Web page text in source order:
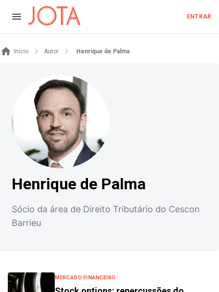
ENTRAR
Início Autor Henrique de Palma
Henrique de Palma
Sócio da área de Direito Tributário do Cescon
Barrieu
MERCADO FINANCEIRO